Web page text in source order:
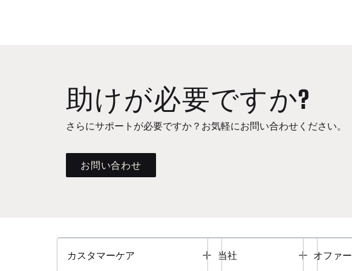
助けが必要ですか?
さらにサポートが必要ですか？お気軽にお問い合わせください。
お問い合わせ
カスタマーケア Toggle
当社 Toggle
オファー